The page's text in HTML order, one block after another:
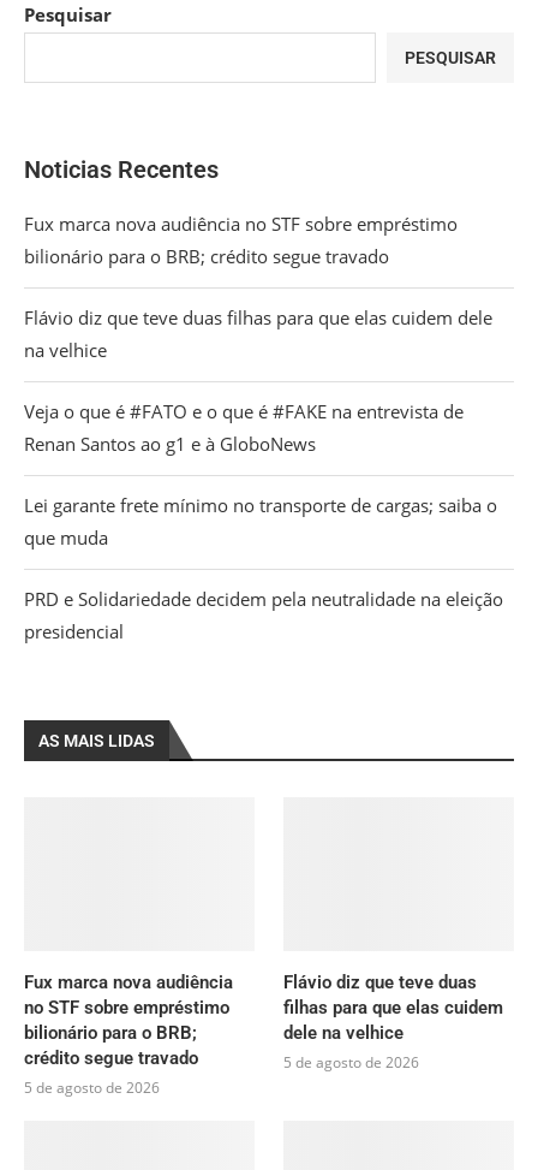
Pesquisar
PESQUISAR
Noticias Recentes
Fux marca nova audiência no STF sobre empréstimo
bilionário para o BRB; crédito segue travado
Flávio diz que teve duas filhas para que elas cuidem dele
na velhice
Veja o que é #FATO e o que é #FAKE na entrevista de
Renan Santos ao g1 e à GloboNews
Lei garante frete mínimo no transporte de cargas; saiba o
que muda
PRD e Solidariedade decidem pela neutralidade na eleição
presidencial
AS MAIS LIDAS
Fux marca nova audiência
no STF sobre empréstimo
bilionário para o BRB;
crédito segue travado
5 de agosto de 2026
Flávio diz que teve duas
filhas para que elas cuidem
dele na velhice
5 de agosto de 2026